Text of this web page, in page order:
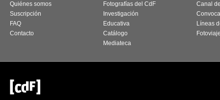
Quiénes somos
Suscripción
FAQ
Contacto
Fotografías del CdF
Investigación
Educativa
Catálogo
Mediateca
Canal
Líneas